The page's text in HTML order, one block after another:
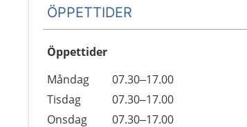
ÖPPETTIDER
Öppettider
Dag
Öppettider
Kommentarer
Måndag
07.30–17.00
Tisdag
07.30–17.00
Onsdag
07.30–17.00